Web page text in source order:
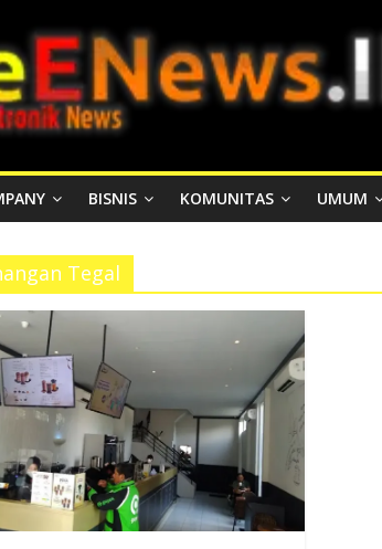
BISNIS KOMUNITAS UMUM
Tegal